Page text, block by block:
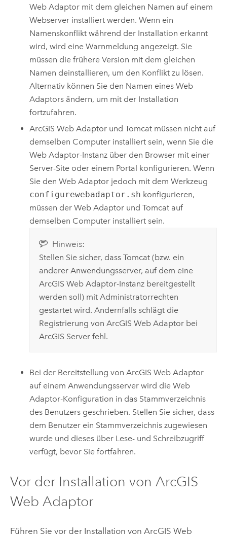
Web Adaptor mit dem gleichen Namen auf einem
Webserver installiert werden. Wenn ein
Namenskonflikt während der Installation erkannt
wird, wird eine Warnmeldung angezeigt. Sie
müssen die frühere Version mit dem gleichen
Namen deinstallieren, um den Konflikt zu lösen.
Alternativ können Sie den Namen eines Web
Adaptors ändern, um mit der Installation
fortzufahren.
ArcGIS Web Adaptor und Tomcat müssen nicht auf
demselben Computer installiert sein, wenn Sie die
Web Adaptor-Instanz über den Browser mit einer
Server-Site oder einem Portal konfigurieren. Wenn
Sie den Web Adaptor jedoch mit dem Werkzeug
configurewebadaptor.sh konfigurieren,
müssen der Web Adaptor und Tomcat auf
demselben Computer installiert sein.
Hinweis:
Stellen Sie sicher, dass Tomcat (bzw. ein
anderer Anwendungsserver, auf dem eine
ArcGIS Web Adaptor-Instanz bereitgestellt
werden soll) mit Administratorrechten
gestartet wird. Andernfalls schlägt die
Registrierung von ArcGIS Web Adaptorbei
ArcGIS Serverfehl.
Bei der Bereitstellung vonArcGIS Web Adaptor
auf einem Anwendungsserver wird die Web
Adaptor-Konfiguration in das Stammverzeichnis
des Benutzers geschrieben. Stellen Sie sicher, dass
dem Benutzer ein Stammverzeichnis zugewiesen
wurde und dieses über Lese- und Schreibzugriff
verfügt, bevor Sie fortfahren.
Vor der Installation von ArcGIS
Web Adaptor
Führen Sie vor der Installation von ArcGIS Web